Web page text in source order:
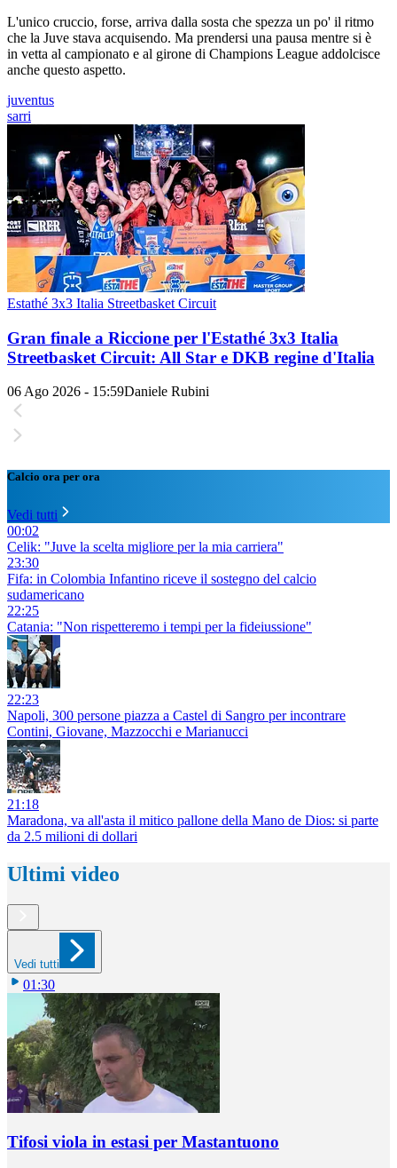
L'unico cruccio, forse, arriva dalla sosta che spezza un po' il ritmo
che la Juve stava acquisendo. Ma prendersi una pausa mentre si è
in vetta al campionato e al girone di Champions League addolcisce
anche questo aspetto.
juventus
sarri
Estathé 3x3 Italia Streetbasket Circuit
Gran finale a Riccione per l'Estathé 3x3 Italia
Streetbasket Circuit: All Star e DKB regine d'Italia
06 Ago 2026 - 15:59Daniele Rubini
Calcio ora per ora
Vedi tutti
00:02
Celik: "Juve la scelta migliore per la mia carriera"
23:30
Fifa: in Colombia Infantino riceve il sostegno del calcio
sudamericano
22:25
Catania: "Non rispetteremo i tempi per la fideiussione"
22:23
Napoli, 300 persone piazza a Castel di Sangro per incontrare
Contini, Giovane, Mazzocchi e Marianucci
21:18
Maradona, va all'asta il mitico pallone della Mano de Dios: si parte
da 2.5 milioni di dollari
Ultimi video
Vedi tutti
01:30
Tifosi viola in estasi per Mastantuono